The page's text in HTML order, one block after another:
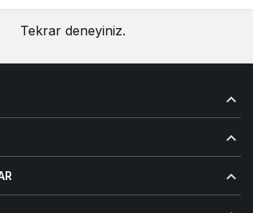
Tekrar deneyiniz.